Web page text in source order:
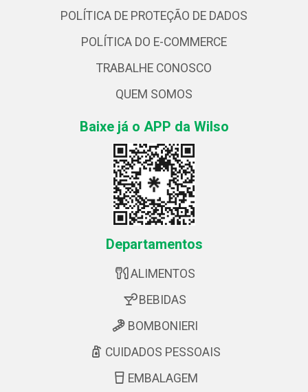
POLÍTICA DE PROTEÇÃO DE DADOS
POLÍTICA DO E-COMMERCE
TRABALHE CONOSCO
QUEM SOMOS
Baixe já o APP da Wilso
Departamentos
ALIMENTOS
BEBIDAS
BOMBONIERI
CUIDADOS PESSOAIS
EMBALAGEM